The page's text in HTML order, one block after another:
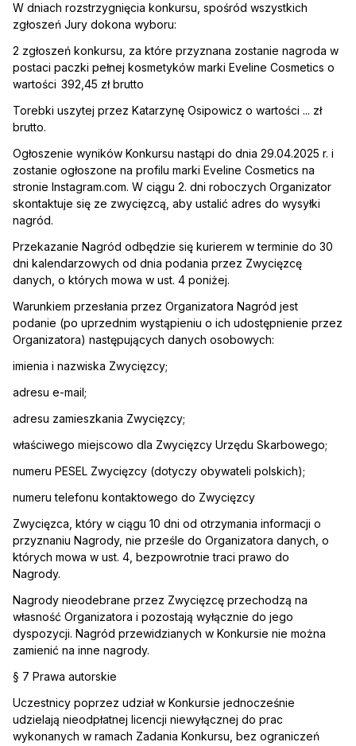
W dniach rozstrzygnięcia konkursu, spośród wszystkich
zgłoszeń Jury dokona wyboru:
2 zgłoszeń konkursu, za które przyznana zostanie nagroda w
postaci paczki pełnej kosmetyków marki Eveline Cosmetics o
wartości 392,45 zł brutto
Torebki uszytej przez Katarzynę Osipowicz o wartości ... zł
brutto.
Ogłoszenie wyników Konkursu nastąpi do dnia 29.04.2025 r. i
zostanie ogłoszone na profilu marki Eveline Cosmetics na
stronie Instagram.com. W ciągu 2. dni roboczych Organizator
skontaktuje się ze zwycięzcą, aby ustalić adres do wysyłki
nagród.
Przekazanie Nagród odbędzie się kurierem w terminie do 30
dni kalendarzowych od dnia podania przez Zwycięzcę
danych, o których mowa w ust. 4 poniżej.
Warunkiem przesłania przez Organizatora Nagród jest
podanie (po uprzednim wystąpieniu o ich udostępnienie przez
Organizatora) następujących danych osobowych:
imienia i nazwiska Zwycięzcy;
adresu e-mail;
adresu zamieszkania Zwycięzcy;
właściwego miejscowo dla Zwycięzcy Urzędu Skarbowego;
numeru PESEL Zwycięzcy (dotyczy obywateli polskich);
numeru telefonu kontaktowego do Zwycięzcy
Zwycięzca, który w ciągu 10 dni od otrzymania informacji o
przyznaniu Nagrody, nie prześle do Organizatora danych, o
których mowa w ust. 4, bezpowrotnie traci prawo do
Nagrody.
Nagrody nieodebrane przez Zwycięzcę przechodzą na
własność Organizatora i pozostają wyłącznie do jego
dyspozycji. Nagród przewidzianych w Konkursie nie można
zamienić na inne nagrody.
§ 7 Prawa autorskie
Uczestnicy poprzez udział w Konkursie jednocześnie
udzielają nieodpłatnej licencji niewyłącznej do prac
wykonanych w ramach Zadania Konkursu, bez ograniczeń